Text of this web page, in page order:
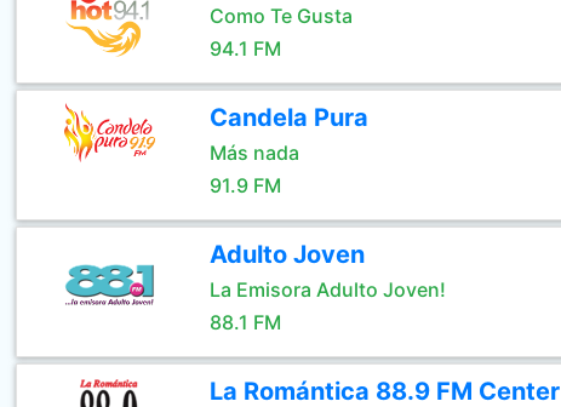
Como Te Gusta
94.1 FM
Candela Pura
Más nada
91.9 FM
Adulto Joven
La Emisora Adulto Joven!
88.1 FM
La Romántica 88.9 FM Center